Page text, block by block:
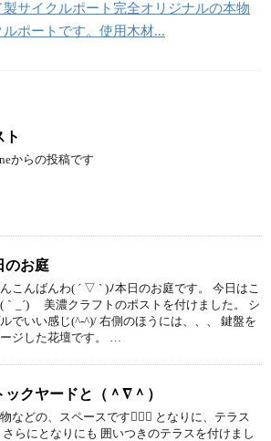
サイクルポート完全オリジナルの本物
ポートです。使用木材...
ト
からの投稿です
のお庭
こんばんわ( ´ ▽ ` )ﾉ本日のお庭です。 今日はこ
｀_´)ゞ 美濃クラフトのポストを付けました。 シ
でいい感じ(^-^)/ 右側のほうには、、、 鍵盤を
ジした花壇です。 …
ックヤードと（＾∇＾）
などの、スペースです となりに、テラス
らにとなりにも 囲いつきのテラスを付けまし